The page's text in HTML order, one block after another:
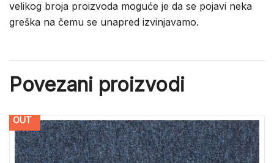
velikog broja proizvoda moguće je da se pojavi neka
greška na čemu se unapred izvinjavamo.
Povezani proizvodi
OUT